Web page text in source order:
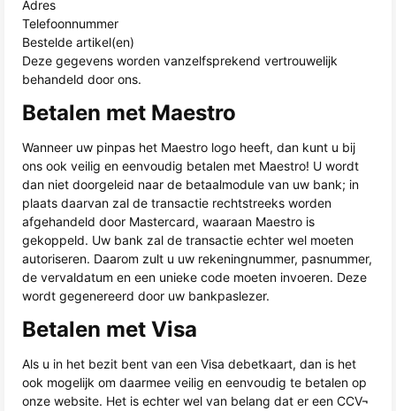
Adres
Telefoonnummer
Bestelde artikel(en)
Deze gegevens worden vanzelfsprekend vertrouwelijk
behandeld door ons.
Betalen met Maestro
Wanneer uw pinpas het Maestro logo heeft, dan kunt u bij
ons ook veilig en eenvoudig betalen met Maestro! U wordt
dan niet doorgeleid naar de betaalmodule van uw bank; in
plaats daarvan zal de transactie rechtstreeks worden
afgehandeld door Mastercard, waaraan Maestro is
gekoppeld. Uw bank zal de transactie echter wel moeten
autoriseren. Daarom zult u uw rekeningnummer, pasnummer,
de vervaldatum en een unieke code moeten invoeren. Deze
wordt gegenereerd door uw bankpaslezer.
Betalen met Visa
Als u in het bezit bent van een Visa debetkaart, dan is het
ook mogelijk om daarmee veilig en eenvoudig te betalen op
onze website. Het is echter wel van belang dat er een CCV¬